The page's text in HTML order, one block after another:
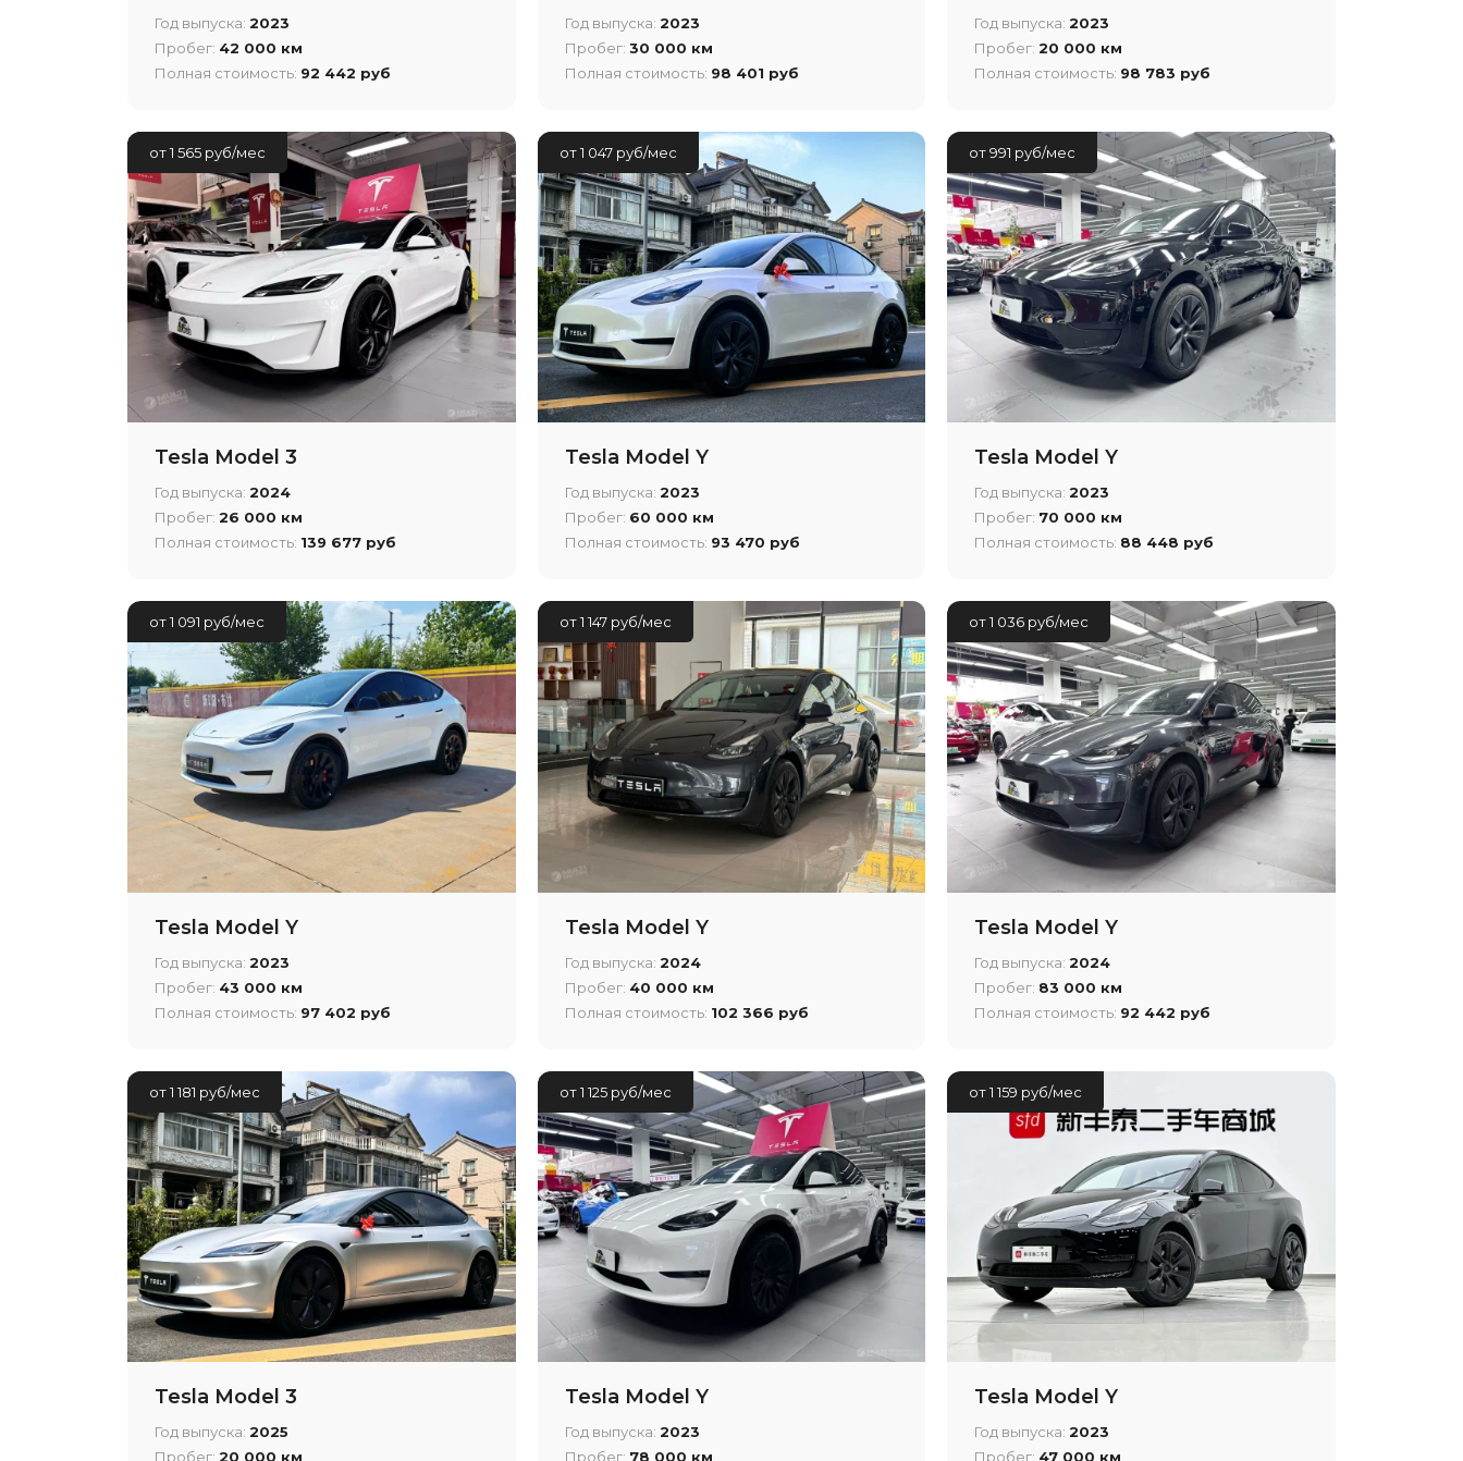
Год выпуска: 2023
Пробег: 42 000 км
Полная стоимость: 92 442 руб
Год выпуска: 2023
Пробег: 30 000 км
Полная стоимость: 98 401 руб
Год выпуска:2023
Пробег:20 000 км
Полная стоимость: 98 783 руб
от 1 565 руб/мес
Tesla Model 3
Год выпуска: 2024
Пробег: 26 000 км
Полная стоимость: 139 677 руб
от 1 047 руб/мес
Tesla Model Y
Год выпуска: 2023
Пробег: 60 000 км
Полная стоимость: 93 470 руб
от 991 руб/мес
Tesla Model Y
Год выпуска:2023
Пробег: 70 000 км
Полная стоимость: 88 448 руб
от 1 091 руб/мес
Tesla Model Y
Год выпуска: 2023
Пробег: 43 000 км
Полная стоимость: 97 402 руб
от 1 147 руб/мес
Tesla Model Y
Год выпуска: 2024
Пробег: 40 000 км
Полная стоимость: 102 366 руб
от 1 036 руб/мес
Tesla Model Y
Год выпуска:2024
Пробег: 83 000 км
Полная стоимость: 92 442 руб
от 1 181 руб/мес
Tesla Model 3
Год выпуска: 2025
Пробег: 20 000 км
от 1 125 руб/мес
Tesla Model Y
Год выпуска: 2023
Пробег: 78 000 км
от 1 159 руб/мес
Tesla Model Y
Год выпуска:2023
Пробег: 47 000 км